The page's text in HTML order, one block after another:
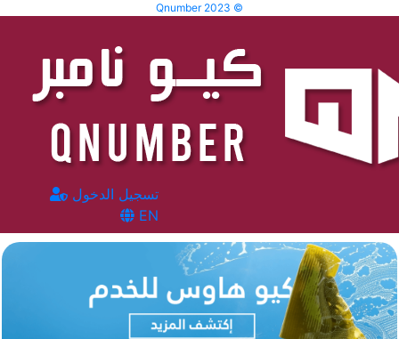
Qnumber 2023 ©
تسجيل الدخول
EN